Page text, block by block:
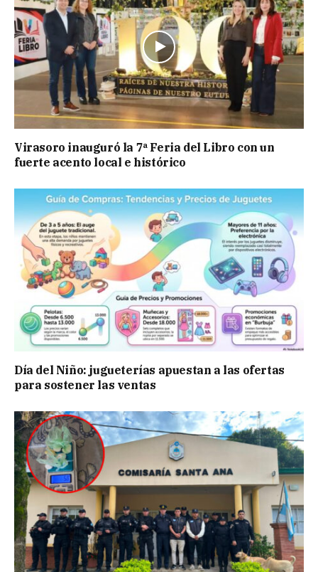
Virasoro inauguró la 7ª Feria del Libro con un
fuerte acento local e histórico
Día del Niño: jugueterías apuestan a las ofertas
para sostener las ventas